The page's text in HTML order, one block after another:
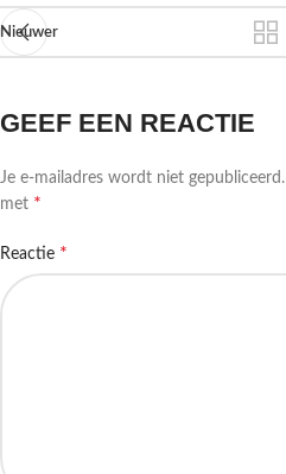
Nieuwer
GEEF EEN REACTIE
Je e-mailadres wordt niet gepubliceerd.
met *
Reactie *